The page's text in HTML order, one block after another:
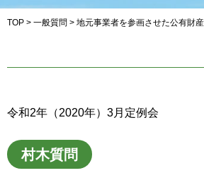
TOP > 一般質問 > 地元事業者を参画させた公有財
令和2年（2020年）3月定例会
村木質問